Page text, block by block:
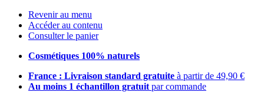
Revenir au menu
Accéder au contenu
Consulter le panier
Cosmétiques 100% naturels
France : Livraison standard gratuite à partir de 49,90 €
Au moins 1 échantillon gratuit par commande